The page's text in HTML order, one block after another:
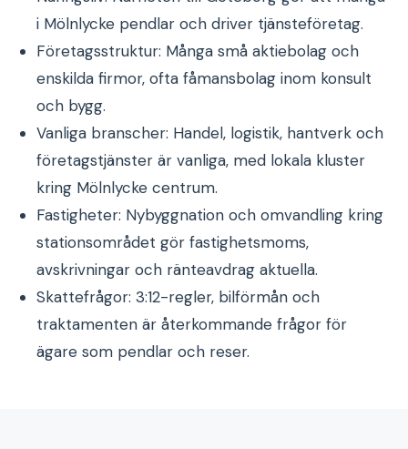
i Mölnlycke pendlar och driver tjänsteföretag.
Företagsstruktur: Många små aktiebolag och
enskilda firmor, ofta fåmansbolag inom konsult
och bygg.
Vanliga branscher: Handel, logistik, hantverk och
företagstjänster är vanliga, med lokala kluster
kring Mölnlycke centrum.
Fastigheter: Nybyggnation och omvandling kring
stationsområdet gör fastighetsmoms,
avskrivningar och ränteavdrag aktuella.
Skattefrågor: 3:12-regler, bilförmån och
traktamenten är återkommande frågor för
ägare som pendlar och reser.